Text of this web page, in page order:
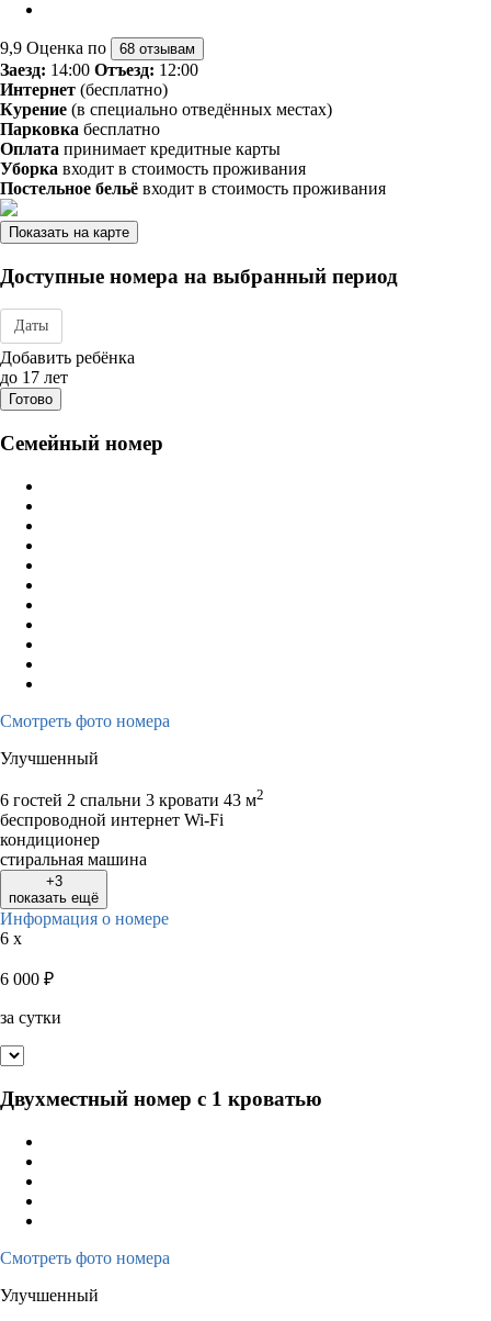
9,9 Оценка по 68 отзывам
Заезд: 14:00 Отъезд: 12:00
Интернет (бесплатно)
Курение (в специально отведённых местах)
Парковка бесплатно
Оплата принимает кредитные карты
Уборка входит в стоимость проживания
Постельное бельё входит в стоимость проживания
Показать на карте
Доступные номера на выбранный период
Даты
Дата заезда - отъезда
Добавить ребёнка
до 17 лет
Готово
Семейный номер
Смотреть фото номера
Улучшенный
6 гостей 2 спальни 3 кровати 43 м2
беспроводной интернет Wi-Fi
кондиционер
стиральная машина
+3
показать ещё
Информация о номере
6 x
6 000 ₽
за сутки
Двухместный номер с 1 кроватью
Смотреть фото номера
Улучшенный